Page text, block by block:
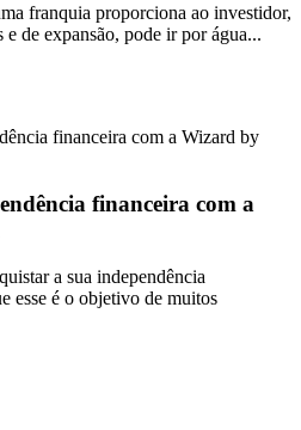
franquia proporciona ao investidor,
e de expansão, pode ir por água...
financeira com a
a sua independência
esse é o objetivo de muitos